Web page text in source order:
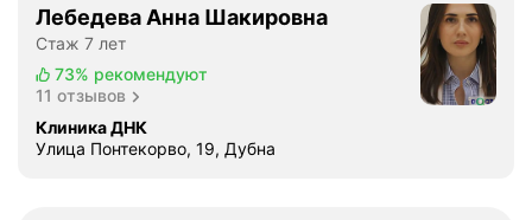
Лебедева Анна Шакировна
Стаж 7 лет
73% рекомендуют
11 отзывов
Клиника ДНК
Улица Понтекорво, 19, Дубна